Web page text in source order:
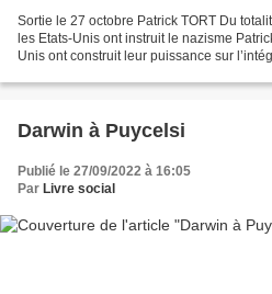
Sortie le 27 octobre Patrick TORT Du
les Etats-Unis ont instruit le nazisme
Unis ont construit leur puissance sur
Darwin à Puycelsi
Publié le 27/09/2022 à 16:05
Par Livre social